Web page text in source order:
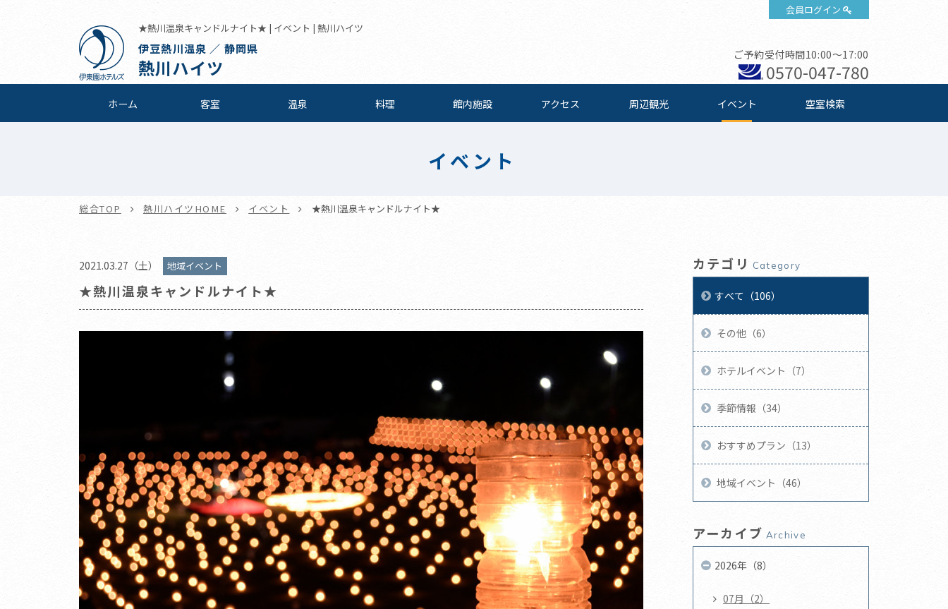
会員ログイン
★熱川温泉キャンドルナイト★ | イベント | 熱川ハイツ
伊豆熱川温泉 ／ 静岡県
熱川ハイツ
ご予約受付時間10:00～17:00
0570-047-780
ホーム 客室 温泉 料理 館内施設 アクセス 周辺観光 イベント 空室検索
イベント
総合TOP 熱川ハイツHOME イベント ★熱川温泉キャンドルナイト★
2021.03.27（土） 地域イベント
★熱川温泉キャンドルナイト★
カテゴリ Category
すべて（106）
その他（6）
ホテルイベント（7）
季節情報（34）
おすすめプラン（13）
地域イベント（46）
アーカイブ Archive
2026年（8）
07月（2）